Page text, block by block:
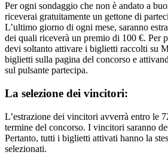
Per ogni sondaggio che non è andato a
riceverai gratuitamente un gettone di
L’ultimo giorno di ogni mese, saranno
dei quali riceverà un premio di 100 €. Per
devi soltanto attivare i biglietti raccolti su
biglietti sulla pagina del concorso e
sul pulsante partecipa.
La selezione dei vincitori:
L’estrazione dei vincitori avverrà entro le
termine del concorso. I vincitori saranno
Pertanto, tutti i biglietti attivati hanno la
selezionati.